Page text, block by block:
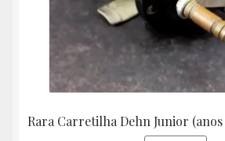
Rara Carretilha Dehn Junior (anos